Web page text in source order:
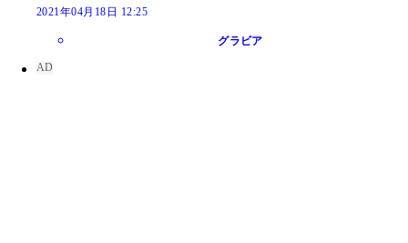
2021年04月18日 12:25
グラビア